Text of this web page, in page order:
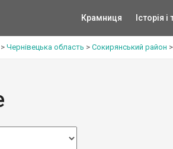
Крамниця Історія
> Чернівецька область > Сокирянський район >